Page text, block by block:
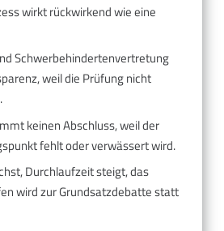
wirkt rückwirkend wie eine
Schwerbehindertenvertretung
weil die Prüfung nicht
keinen Abschluss, weil der
fehlt oder verwässert wird.
Durchlaufzeit steigt, das
wird zur Grundsatzdebatte statt